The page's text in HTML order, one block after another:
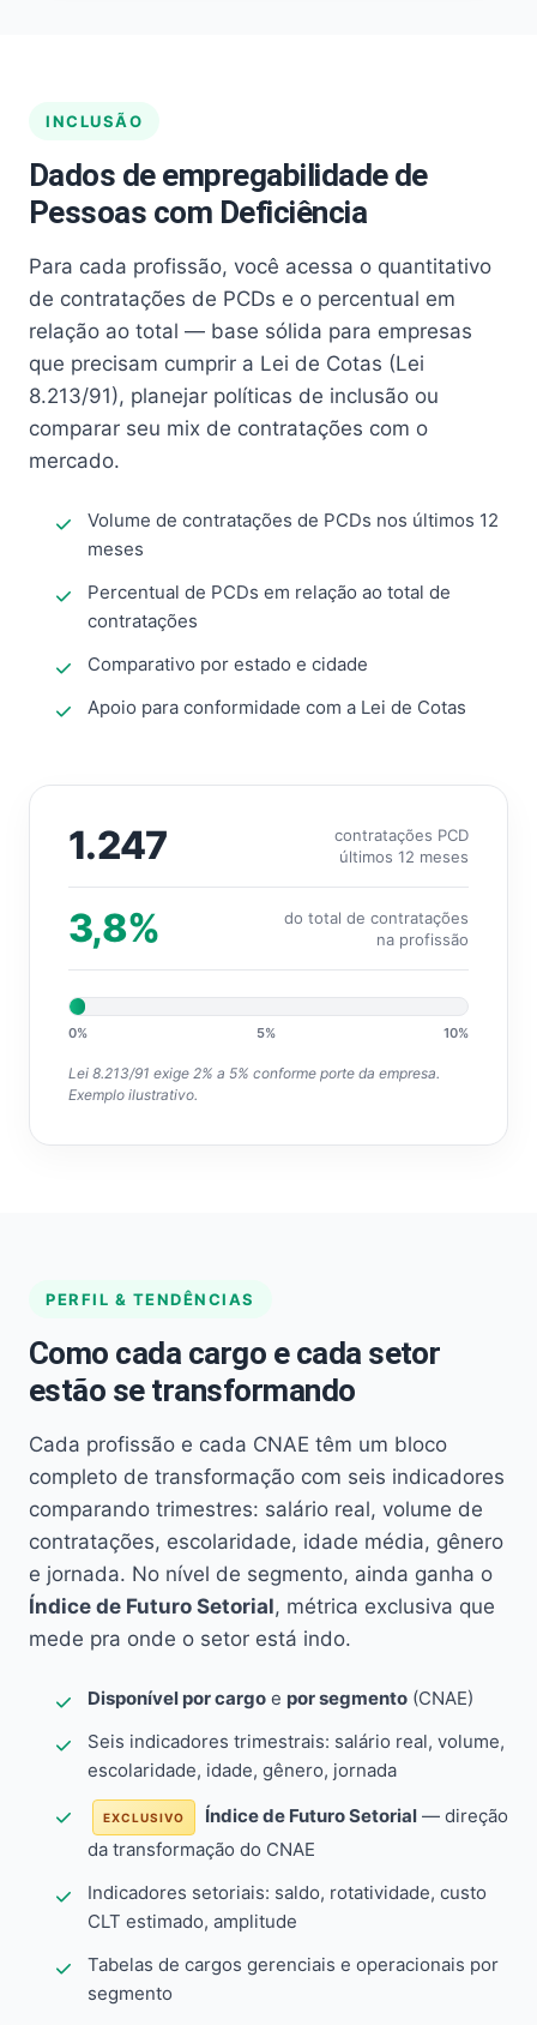
INCLUSÃO
Dados de empregabilidade de
Pessoas com Deficiência
Para cada profissão, você acessa o quantitativo
de contratações de PCDs e o percentual em
relação ao total — base sólida para empresas
que precisam cumprir a Lei de Cotas (Lei
8.213/91), planejar políticas de inclusão ou
comparar seu mix de contratações com o
mercado.
Volume de contratações de PCDs nos últimos 12
meses
Percentual de PCDs em relação ao total de
contratações
Comparativo por estado e cidade
Apoio para conformidade com a Lei de Cotas
1.247
contratações PCD
últimos 12 meses
3,8%
do total de contratações
na profissão
0% 5% 10%
Lei 8.213/91 exige 2% a 5% conforme porte da empresa.
Exemplo ilustrativo.
PERFIL & TENDÊNCIAS
Como cada cargo e cada setor
estão se transformando
Cada profissão e cada CNAE têm um bloco
completo de transformação com seis indicadores
comparando trimestres: salário real, volume de
contratações, escolaridade, idade média, gênero
e jornada. No nível de segmento, ainda ganha o
Índice de Futuro Setorial, métrica exclusiva que
mede pra onde o setor está indo.
Disponível por cargo e por segmento (CNAE)
Seis indicadores trimestrais: salário real, volume,
escolaridade, idade, gênero, jornada
EXCLUSIVO Índice de Futuro Setorial — direção
da transformação do CNAE
Indicadores setoriais: saldo, rotatividade, custo
CLT estimado, amplitude
Tabelas de cargos gerenciais e operacionais por
segmento